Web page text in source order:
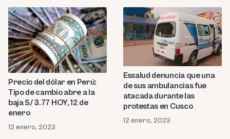
Precio del dólar en Perú:
Tipo de cambio abre a la
baja S/ 3.77 HOY, 12 de
enero
12 enero, 2023
Essalud denuncia que una
de sus ambulancias fue
atacada durante las
protestas en Cusco
12 enero, 2023